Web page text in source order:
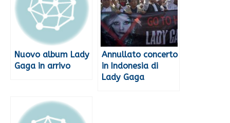
Nuovo album Lady
Gaga in arrivo
Annullato concerto
in Indonesia di
Lady Gaga